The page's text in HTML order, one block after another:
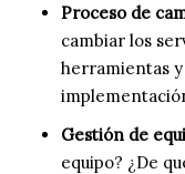
Proceso de
cambiar los
herramientas
Gestión de
equipo? ¿De